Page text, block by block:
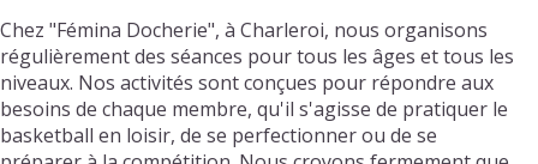
Chez "Fémina Docherie", à Charleroi, nous organisons
régulièrement des séances pour tous les âges et tous les
niveaux. Nos activités sont conçues pour répondre aux
besoins de chaque membre, qu'il s'agisse de pratiquer le
basketball en loisir, de se perfectionner ou de se